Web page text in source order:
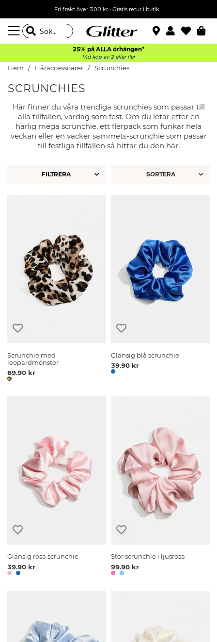
Fri frakt över 300 kr• Gratis retur i butik
25% på ALLA örhängen*
Vid köp av 2 eller fler
Hem Håraccessoarer Scrunchies
SCRUNCHIES
Här finner du våra trendiga scrunchies som passar till
alla tillfällen, vardag som fest. Om du letar efter en
härlig mega scrunchie, ett flerpack som funkar hela
veckan eller en vacker sammets-scrunchie som passar
till festliga tillfällen så hittar du den här.
FILTRERA
Scrunchie med
leopardmönster
69.90 kr
Glansig blå scrunchie
39.90 kr
Glansig rosa scrunchie
39.90 kr
Stor scrunchie i ljusrosa
99.90 kr